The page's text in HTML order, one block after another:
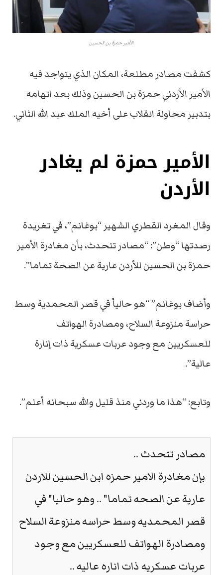
الأمير حمزة بن الحسين
كشفت مصادر مطلعة، المكان الذي يتواجد فيه
الأمير الأردني حمزة بن الحسين وذلك بعد اتهامه
بتدبير محاولة انقلاب على أخيه الملك عبد الله الثاني.
الأمير حمزة لم يغادر
الأردن
وقال المغرد القطري الشهير “بوغانم”، في تغريدة
رصدتها “وطن”: “مصادر تتحدث، بأن مغادرة الأمير
حمزة بن الحسين للأردن عارية عن الصحة تماما”.
وأضاف بوغانم” “هو حالياً في قصر المحمدية وسط
حراسة منزوعة السلاح، ومصادرة الهواتف
للعسكريين مع وجود عربات عسكرية ذات إنارة
عالية”.
وتابع: “هذا ما وردني منذ قليل والله سبحانه أعلم”.
مصادر تتحدث ..
بإن مغادرة الامير حمزه ابن الحسين للاردن
عارية عن الصحه تماما" .. وهو حاليا" في
قصر المحمديه وسط حراسه منزوعة السلاح
ومصادرة الهواتف للعسكريين مع وجود
عربات عسكريه ذات اناره عاليه ..